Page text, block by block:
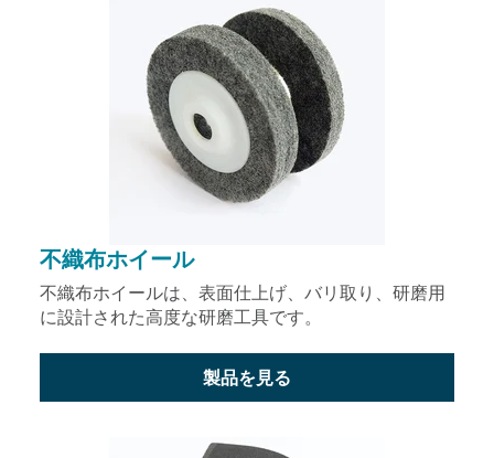
不織布ホイール
不織布ホイールは、表面仕上げ、バリ取り、研磨用
に設計された高度な研磨工具です。
製品を見る